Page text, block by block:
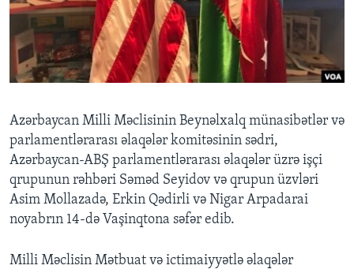
BIZI IZLƏYIN
Dillər
Azərbaycan Milli Məclisinin Beynəlxalq münasibətlər və
parlamentlərarası əlaqələr komitəsinin sədri,
Azərbaycan-ABŞ parlamentlərarası əlaqələr üzrə işçi
qrupunun rəhbəri Səməd Seyidov və qrupun üzvləri
Asim Mollazadə, Erkin Qədirli və Nigar Arpadarai
noyabrın 14-də Vaşinqtona səfər edib.
Milli Məclisin Mətbuat və ictimaiyyətlə əlaqələr